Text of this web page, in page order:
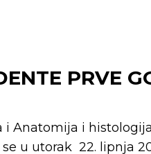
PRVE
i histologija
u utorak 22. lipnja